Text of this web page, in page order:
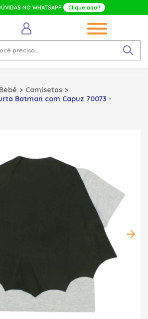
NO WHATSAPP Clique aqui!
Bebê
Camisetas
Batman com Capuz 70073 -